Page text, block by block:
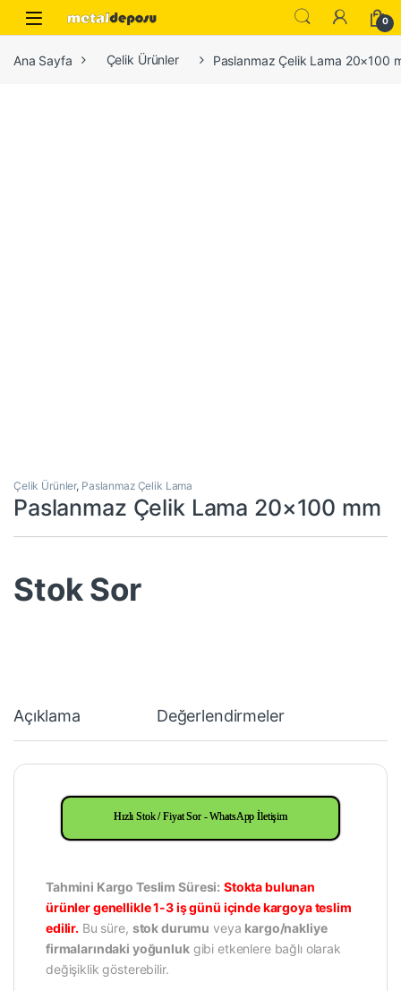
Skip to navigation
Skip to content
0
Ana Sayfa Çelik Ürünler Paslanmaz Çelik Lama 20×100
Çelik Ürünler, Paslanmaz Çelik Lama
Paslanmaz Çelik Lama 20×100 mm
Stok Sor
Açıklama Değerlendirmeler
Hızlı Stok / Fiyat Sor - WhatsApp İletişim
Tahmini Kargo Teslim Süresi: Stokta bulunan
ürünler genellikle 1-3 iş günü içinde kargoya teslim
edilir. Bu süre, stok durumu veya kargo/nakliye
firmalarındaki yoğunlukgibi etkenlere bağlı olarak
değişiklik gösterebilir.